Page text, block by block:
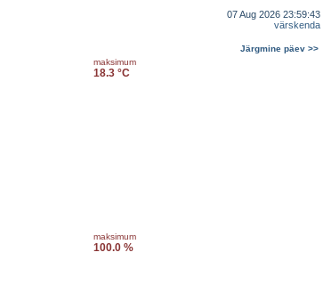
07 Aug 2026 23:59:43
värskenda
Järgmine päev >>
maksimum
18.3 °C
maksimum
100.0 %